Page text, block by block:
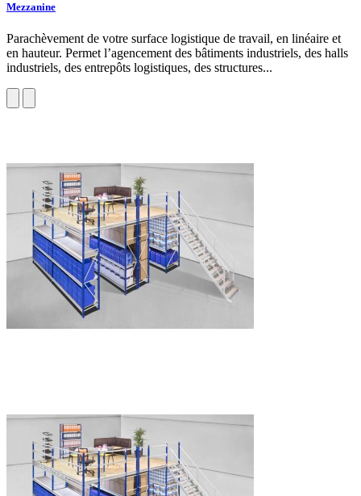
Mezzanine
Parachèvement de votre surface logistique de travail, en linéaire et
en hauteur. Permet l’agencement des bâtiments industriels, des halls
industriels, des entrepôts logistiques, des structures...